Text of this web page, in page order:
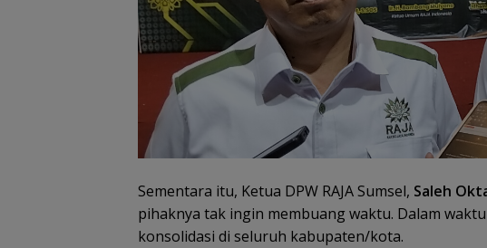
Sementara itu, Ketua DPW RAJA Sumsel, Saleh
pihaknya tak ingin membuang waktu. Dalam
konsolidasi di seluruh kabupaten/kota.